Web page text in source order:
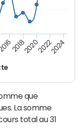
2018202020222024
que
La somme
total au 31